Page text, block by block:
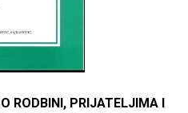
RODBINI, PRIJATELJIMA I